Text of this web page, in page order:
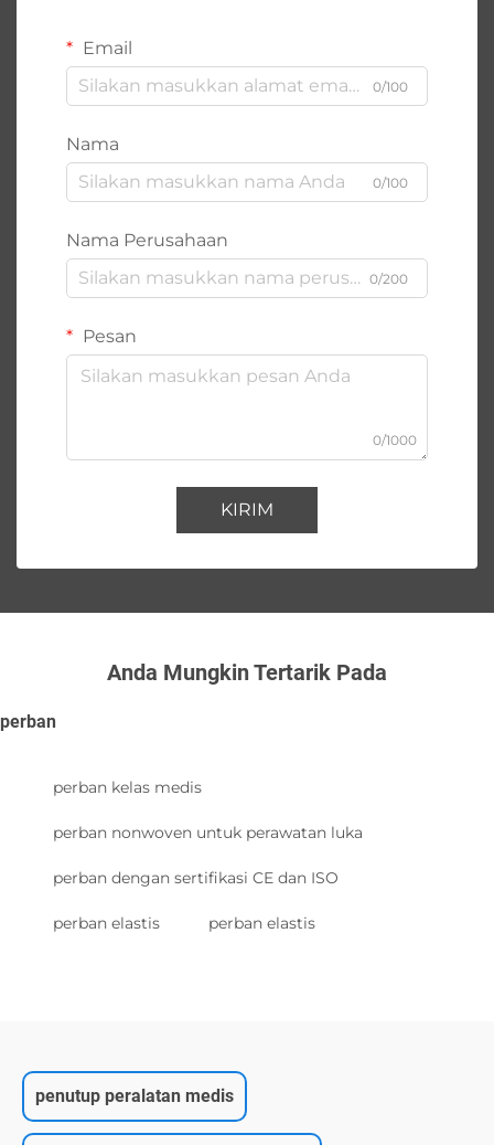
Email
0/100
Nama
0/100
Nama Perusahaan
0/200
Pesan
0/1000
KIRIM
Anda Mungkin Tertarik Pada
perban
perban kelas medis
perban nonwoven untuk perawatan luka
perban dengan sertifikasi CE dan ISO
perban elastis perban elastis
penutup peralatan medis